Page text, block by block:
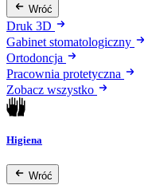
Wróć
Druk 3D
Gabinet stomatologiczny
Ortodoncja
Pracownia protetyczna
Zobacz wszystko
Higiena
Wróć